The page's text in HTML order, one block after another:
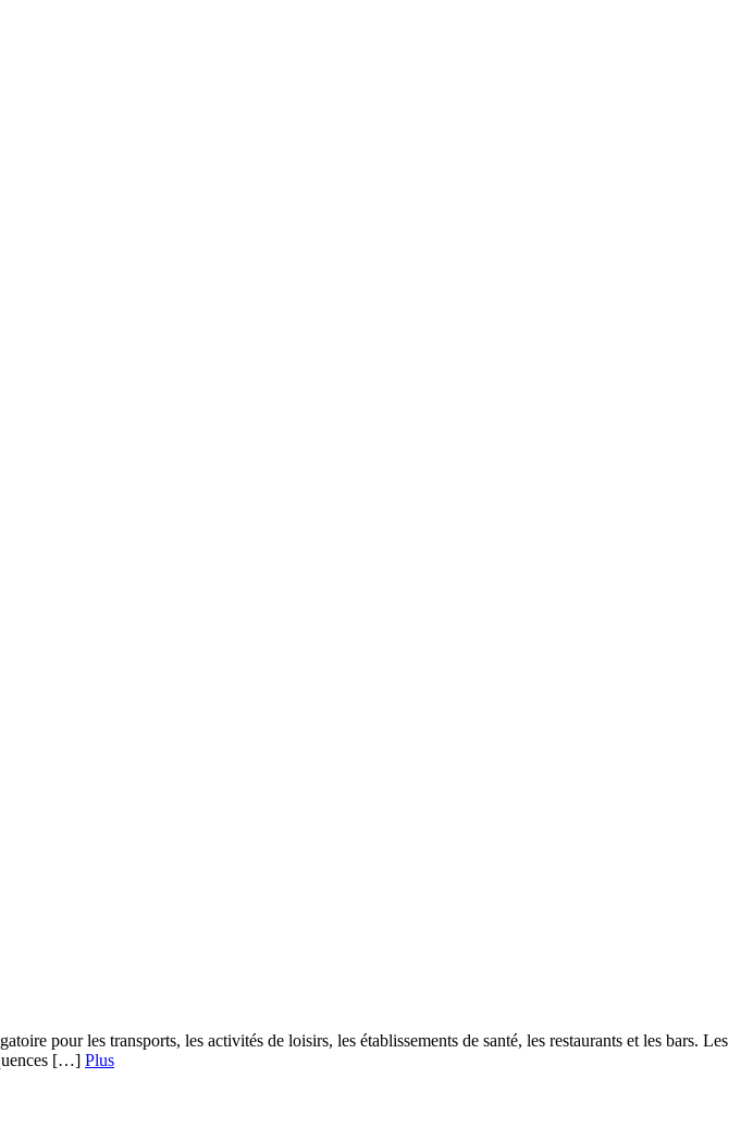
pour les transports, les activités de loisirs, les établissements de santé, les restaurants et les bars. Les
[…] Plus